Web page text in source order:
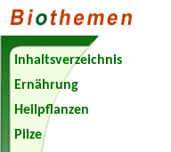
Inhaltsverzeichnis
Ernährung
Heilpflanzen
Pilze